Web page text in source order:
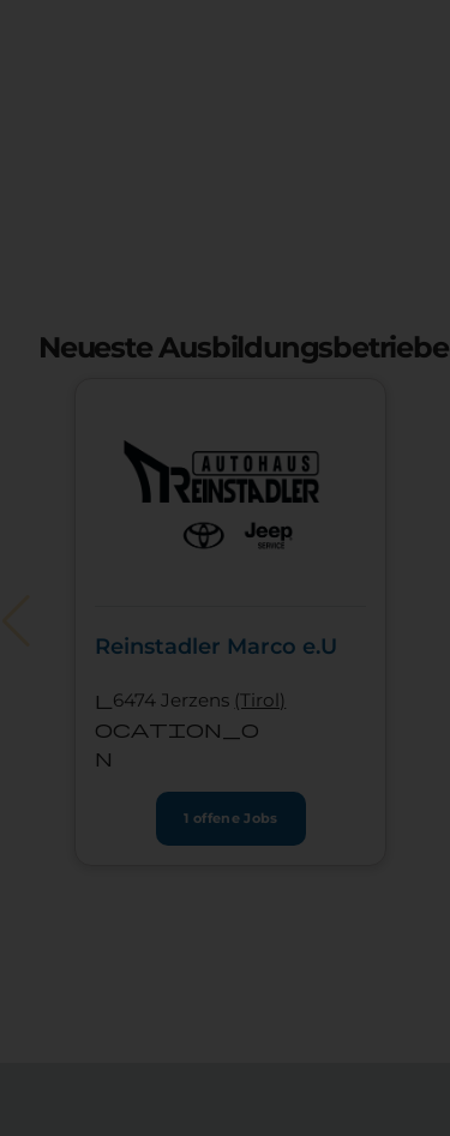
Neueste Ausbildungsbetriebe
Reinstadler Marco e.U
l
ocation_o
n
6474 Jerzens (Tirol)
1 offene Jobs